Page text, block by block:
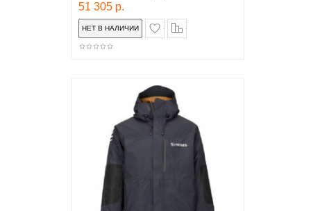
51 305 р.
в закладки